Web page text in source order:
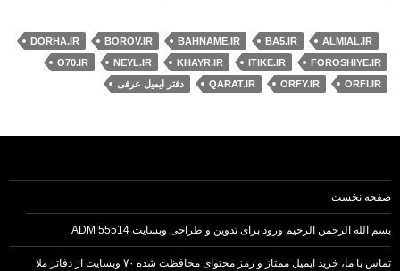
ALMIAL.IR
BA5.IR
BAHNAME.IR
BOROV.IR
DORHA.IR
FOROSHIYE.IR
ITIKE.IR
KHAYR.IR
NEYL.IR
O70.IR
ORFI.IR
ORFY.IR
QARAT.IR دفتر ایمیل عرفی
صفحه نخست
بسم الله الرحمن الرحیم ورود برای تدوین و طراحی وبسایت 55514 ADM
تماس با ما، خرید ایمیل ممتاز و رمز محتوای محافظت شده ۷۰ وبسایت از دفاتر ملا